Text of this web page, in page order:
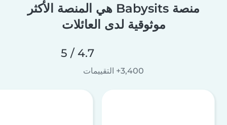
منصة Babysits هي المنصة الأكثر
موثوقية لدى العائلات
4.7 / 5
3,400+ التقييمات